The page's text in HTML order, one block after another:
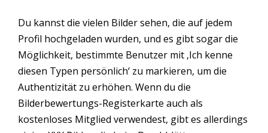
Du kannst die vielen Bilder sehen, die auf jedem
Profil hochgeladen wurden, und es gibt sogar die
Möglichkeit, bestimmte Benutzer mit ‚Ich kenne
diesen Typen persönlich‘ zu markieren, um die
Authentizität zu erhöhen. Wenn du die
Bilderbewertungs-Registerkarte auch als
kostenloses Mitglied verwendest, gibt es allerdings